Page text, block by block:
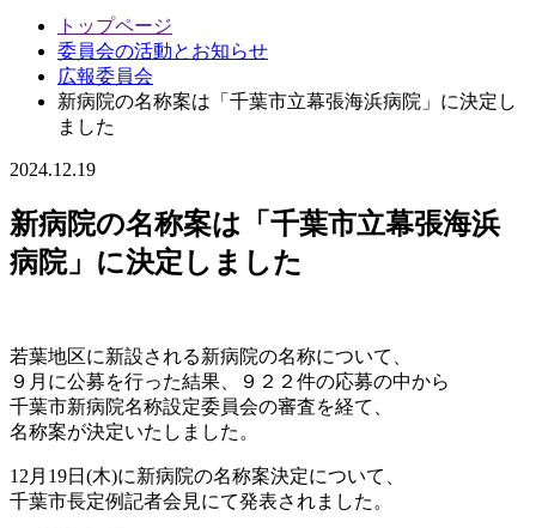
トップページ
委員会の活動とお知らせ
広報委員会
新病院の名称案は「千葉市立幕張海浜病院」に決定し
ました
2024.12.19
新病院の名称案は「千葉市立幕張海浜
病院」に決定しました
若葉地区に新設される新病院の名称について、
９月に公募を行った結果、９２２件の応募の中から
千葉市新病院名称設定委員会の審査を経て、
名称案が決定いたしました。
12月19日(木)に新病院の名称案決定について、
千葉市長定例記者会見にて発表されました。